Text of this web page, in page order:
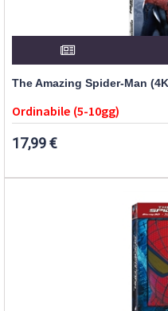
The Amazing Spider-Man
Ordinabile (5-10gg)
17,99 €